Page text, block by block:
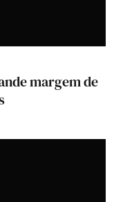
margem de